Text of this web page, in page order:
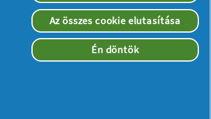
Az összes cookie elutasítása
Én döntök